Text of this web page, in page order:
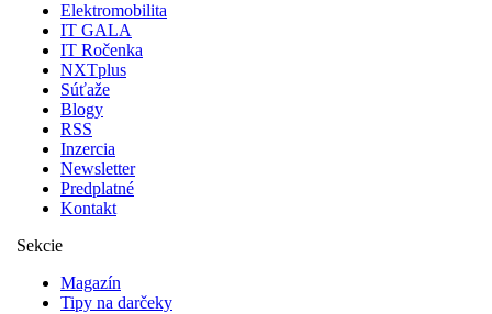
Elektromobilita
IT GALA
IT Ročenka
NXTplus
Súťaže
Blogy
RSS
Inzercia
Newsletter
Predplatné
Kontakt
Sekcie
Magazín
Tipy na darčeky